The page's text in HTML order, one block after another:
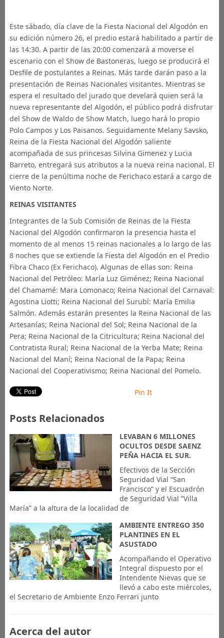
Este sábado, día clave de la Fiesta Nacional del Algodón en
su edición número 26, el predio estará habilitado a partir de
las 14:30. A partir de las 20:00 comenzará a moverse el
escenario con el Show de Bastoneras, luego se producirá el
Desfile de postulantes a Reinas. Más tarde darán paso a la
presentación de Reinas Nacionales visitantes. Mientras se
espera el resultado del jurado que develará quien será la
nueva representante del Algodón, el público podrá disfrutar
del Show de Waldo de Show Match, luego hará lo propio
Polo Campos y Los Paisanos. Seguidamente Melany Savsko,
Reina de la Fiesta Nacional del Algodón saliente
acompañada de sus princesas Silvina Gimenez y Lucia
Barreto, entregará sus atributos a la nueva reina nacional. El
cierre de la penúltima noche de Ferichaco estará a cargo de
Viento Norte.
REINAS VISITANTES
Integrantes de la Sub Comisión de Reinas de la Fiesta
Nacional del Algodón confirmaron la presencia hasta el
momento de al menos 15 reinas nacionales a lo largo de las
8 noches que se extiende la Fiesta del Algodón en el Predio
Fibra Chaco (Ex Ferichaco). Algunas de ellas son: Reina
Nacional del Petróleo: María Luz Giménez; Reina Nacional
del Chamamé: Mara Lomonaco; Reina Nacional del Carnaval:
Agostina Liotti; Reina Nacional del Surubí: María Emilia
Salmón. Además estarán presentes la Reina Nacional de las
Artesanías; Reina Nacional del Sol; Reina Nacional de la
Pera; Reina Nacional de la Citricultura; Reina Nacional del
Contratista Rural; Reina Nacional de la Yerba Mate; Reina
Nacional del Maní; Reina Nacional de la Papa; Reina
Nacional del Cooperativismo; Reina Nacional del Pomelo.
Pin It
Posts Relacionados
LEVABAN 6 MILLONES
OCULTOS DESDE SAENZ
PEÑA HACIA EL SUR.
Efectivos de la Sección
Seguridad Vial “San
Francisco” y el Escuadrón
de Seguridad Vial “Villa
María” a la altura de la localidad de
AMBIENTE ENTREGO 350
PLANTINES EN EL
ASUSTADO
Acompañando el Operativo
Integral dispuesto por el
Intendente Nievas que se
llevó a cabo este miércoles,
el Secretario de Ambiente Enzo Ferrari junto
Acerca del autor